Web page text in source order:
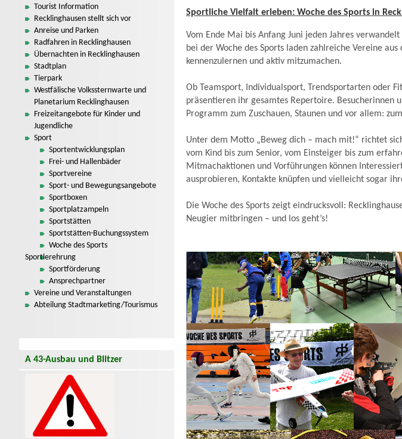
Tourist Information
Recklinghausen stellt sich vor
Anreise und Parken
Radfahren in Recklinghausen
Übernachten in Recklinghausen
Stadtplan
Tierpark
Westfälische Volkssternwarte und
Planetarium Recklinghausen
Freizeitangebote für Kinder und
Jugendliche
Sport
Sportentwicklungsplan
Frei- und Hallenbäder
Sportvereine
Sport- und Bewegungsangebote
Sportboxen
Sportplatzampeln
Sportstätten
Sportstätten-Buchungssystem
Woche des Sports
Sportlerehrung
Sportförderung
Ansprechpartner
Vereine und Veranstaltungen
Abteilung Stadtmarketing/Tourismus
A 43-Ausbau und Blitzer
Sportliche Vielfalt erleben: Woche des Sports in
Vom Ende Mai bis Anfang Juni jeden Jahres
bei der Woche des Sports laden zahlreiche Vereine
kennenzulernen und aktiv mitzumachen.
Ob Teamsport, Individualsport, Trendsportarten oder
präsentieren ihr gesamtes Repertoire. Besucherinnen
Programm zum Zuschauen, Staunen und vor allem:
Unter dem Motto „Beweg dich – mach mit!“ richtet
vom Kind bis zum Senior, vom Einsteiger bis zum
Mitmachaktionen und Vorführungen können
ausprobieren, Kontakte knüpfen und vielleicht sogar
Die Woche des Sports zeigt eindrucksvoll:
Neugier mitbringen – und los geht’s!